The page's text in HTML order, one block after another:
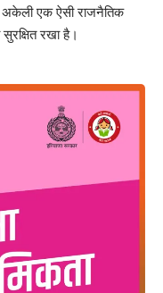
अकेली एक ऐसी राजनैतिक
रखा है।